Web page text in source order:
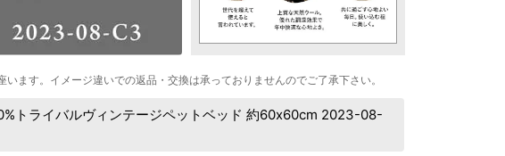
ます。イメージ違いでの返品・交換は承っておりませんのでご了承下さい。
トライバルヴィンテージペットベッド 約60x60cm 2023-08-